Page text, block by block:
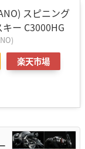
スピニング
ー C3000HG
楽天市場